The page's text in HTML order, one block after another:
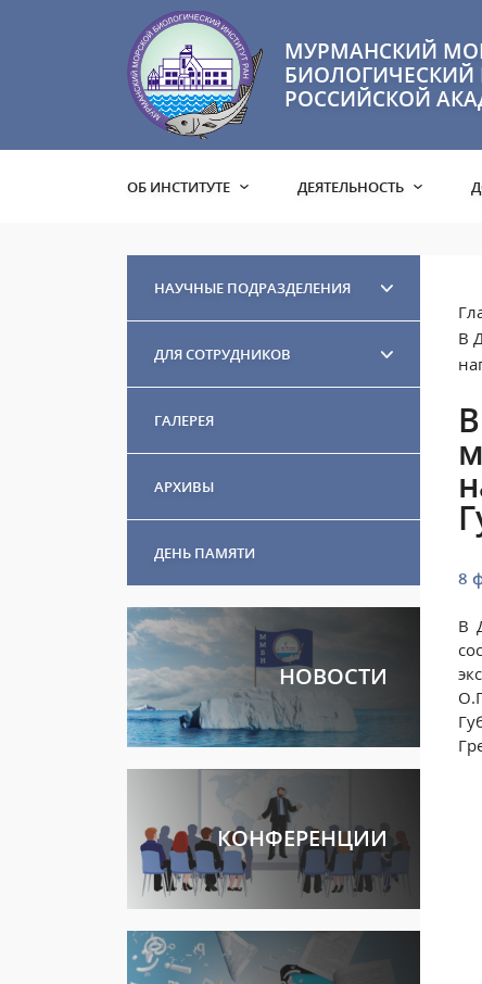
МУРМАНСКИЙ
БИОЛОГИЧЕСКИЙ
РОССИЙСКОЙ
ОБ ИНСТИТУТЕ ДЕЯТЕЛЬНОСТЬ
НАУЧНЫЕ ПОДРАЗДЕЛЕНИЯ
ДЛЯ СОТРУДНИКОВ
ГАЛЕРЕЯ
АРХИВЫ
ДЕНЬ ПАМЯТИ
НОВОСТИ
КОНФЕРЕНЦИИ
В
8
В